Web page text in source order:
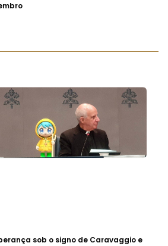
sob o signo de Caravaggio e